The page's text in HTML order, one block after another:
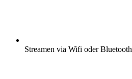
Streamen via Wifi oder Bluetooth